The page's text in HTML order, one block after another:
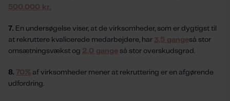
500.000 kr.
7. En undersøgelse viser, at de virksomheder, som er dygtigst til
at rekruttere kvali­cerede medarbejdere, har 3,5 gangeså stor
omsætningsvækst og 2,0 gange så stor overskudsgrad.
8. 70% af virksomheder mener at rekruttering er en afgørende
udfordring.